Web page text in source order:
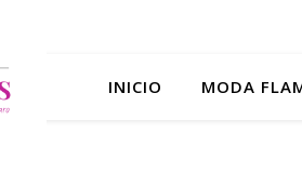
INICIO MODA